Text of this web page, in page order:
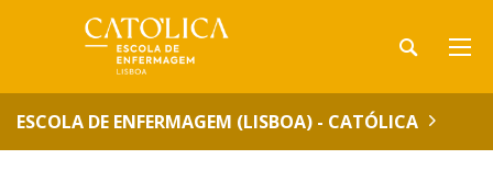
ESCOLA DE ENFERMAGEM (LISBOA) - CATÓLICA